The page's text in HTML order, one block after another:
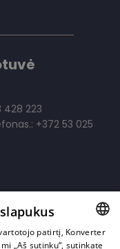
428 223
+372 53 025
LITHUANIAN
patirtį, Konverter
„Aš sutinku“, sutinkate